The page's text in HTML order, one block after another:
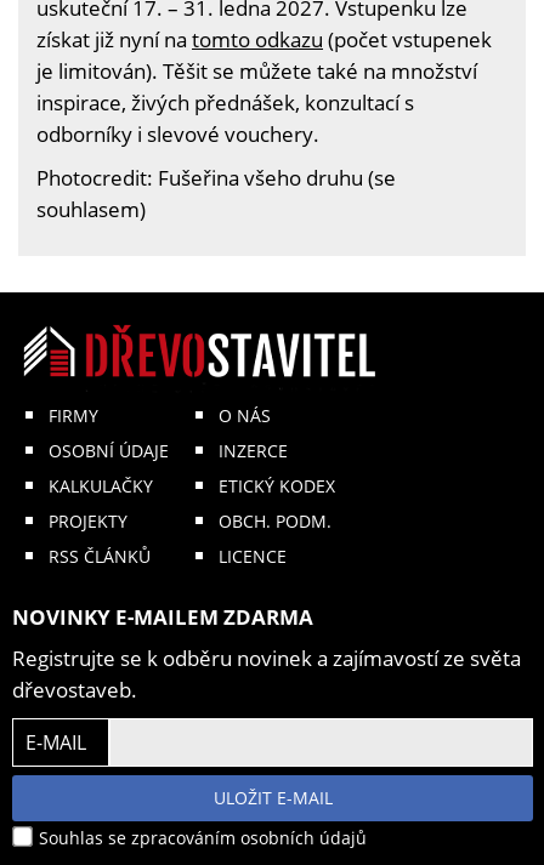
uskuteční 17. – 31. ledna 2027. Vstupenku lze
získat již nyní na tomto odkazu (počet vstupenek
je limitován). Těšit se můžete také na množství
inspirace, živých přednášek, konzultací s
odborníky i slevové vouchery.
Photocredit: Fušeřina všeho druhu (se
souhlasem)
FIRMY
OSOBNÍ ÚDAJE
KALKULAČKY
PROJEKTY
RSS ČLÁNKŮ
O NÁS
INZERCE
ETICKÝ KODEX
OBCH. PODM.
LICENCE
NOVINKY E-MAILEM ZDARMA
Registrujte se k odběru novinek a zajímavostí ze světa
dřevostaveb.
E-MAIL
ULOŽIT E-MAIL
Souhlas se zpracováním osobních údajů